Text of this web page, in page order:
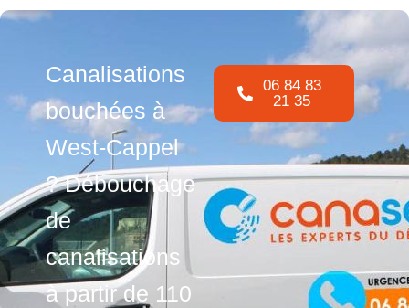
Canalisations
bouchées à
West-Cappel
? Débouchage
de
canalisations
à partir de 110
06 84 83
21 35